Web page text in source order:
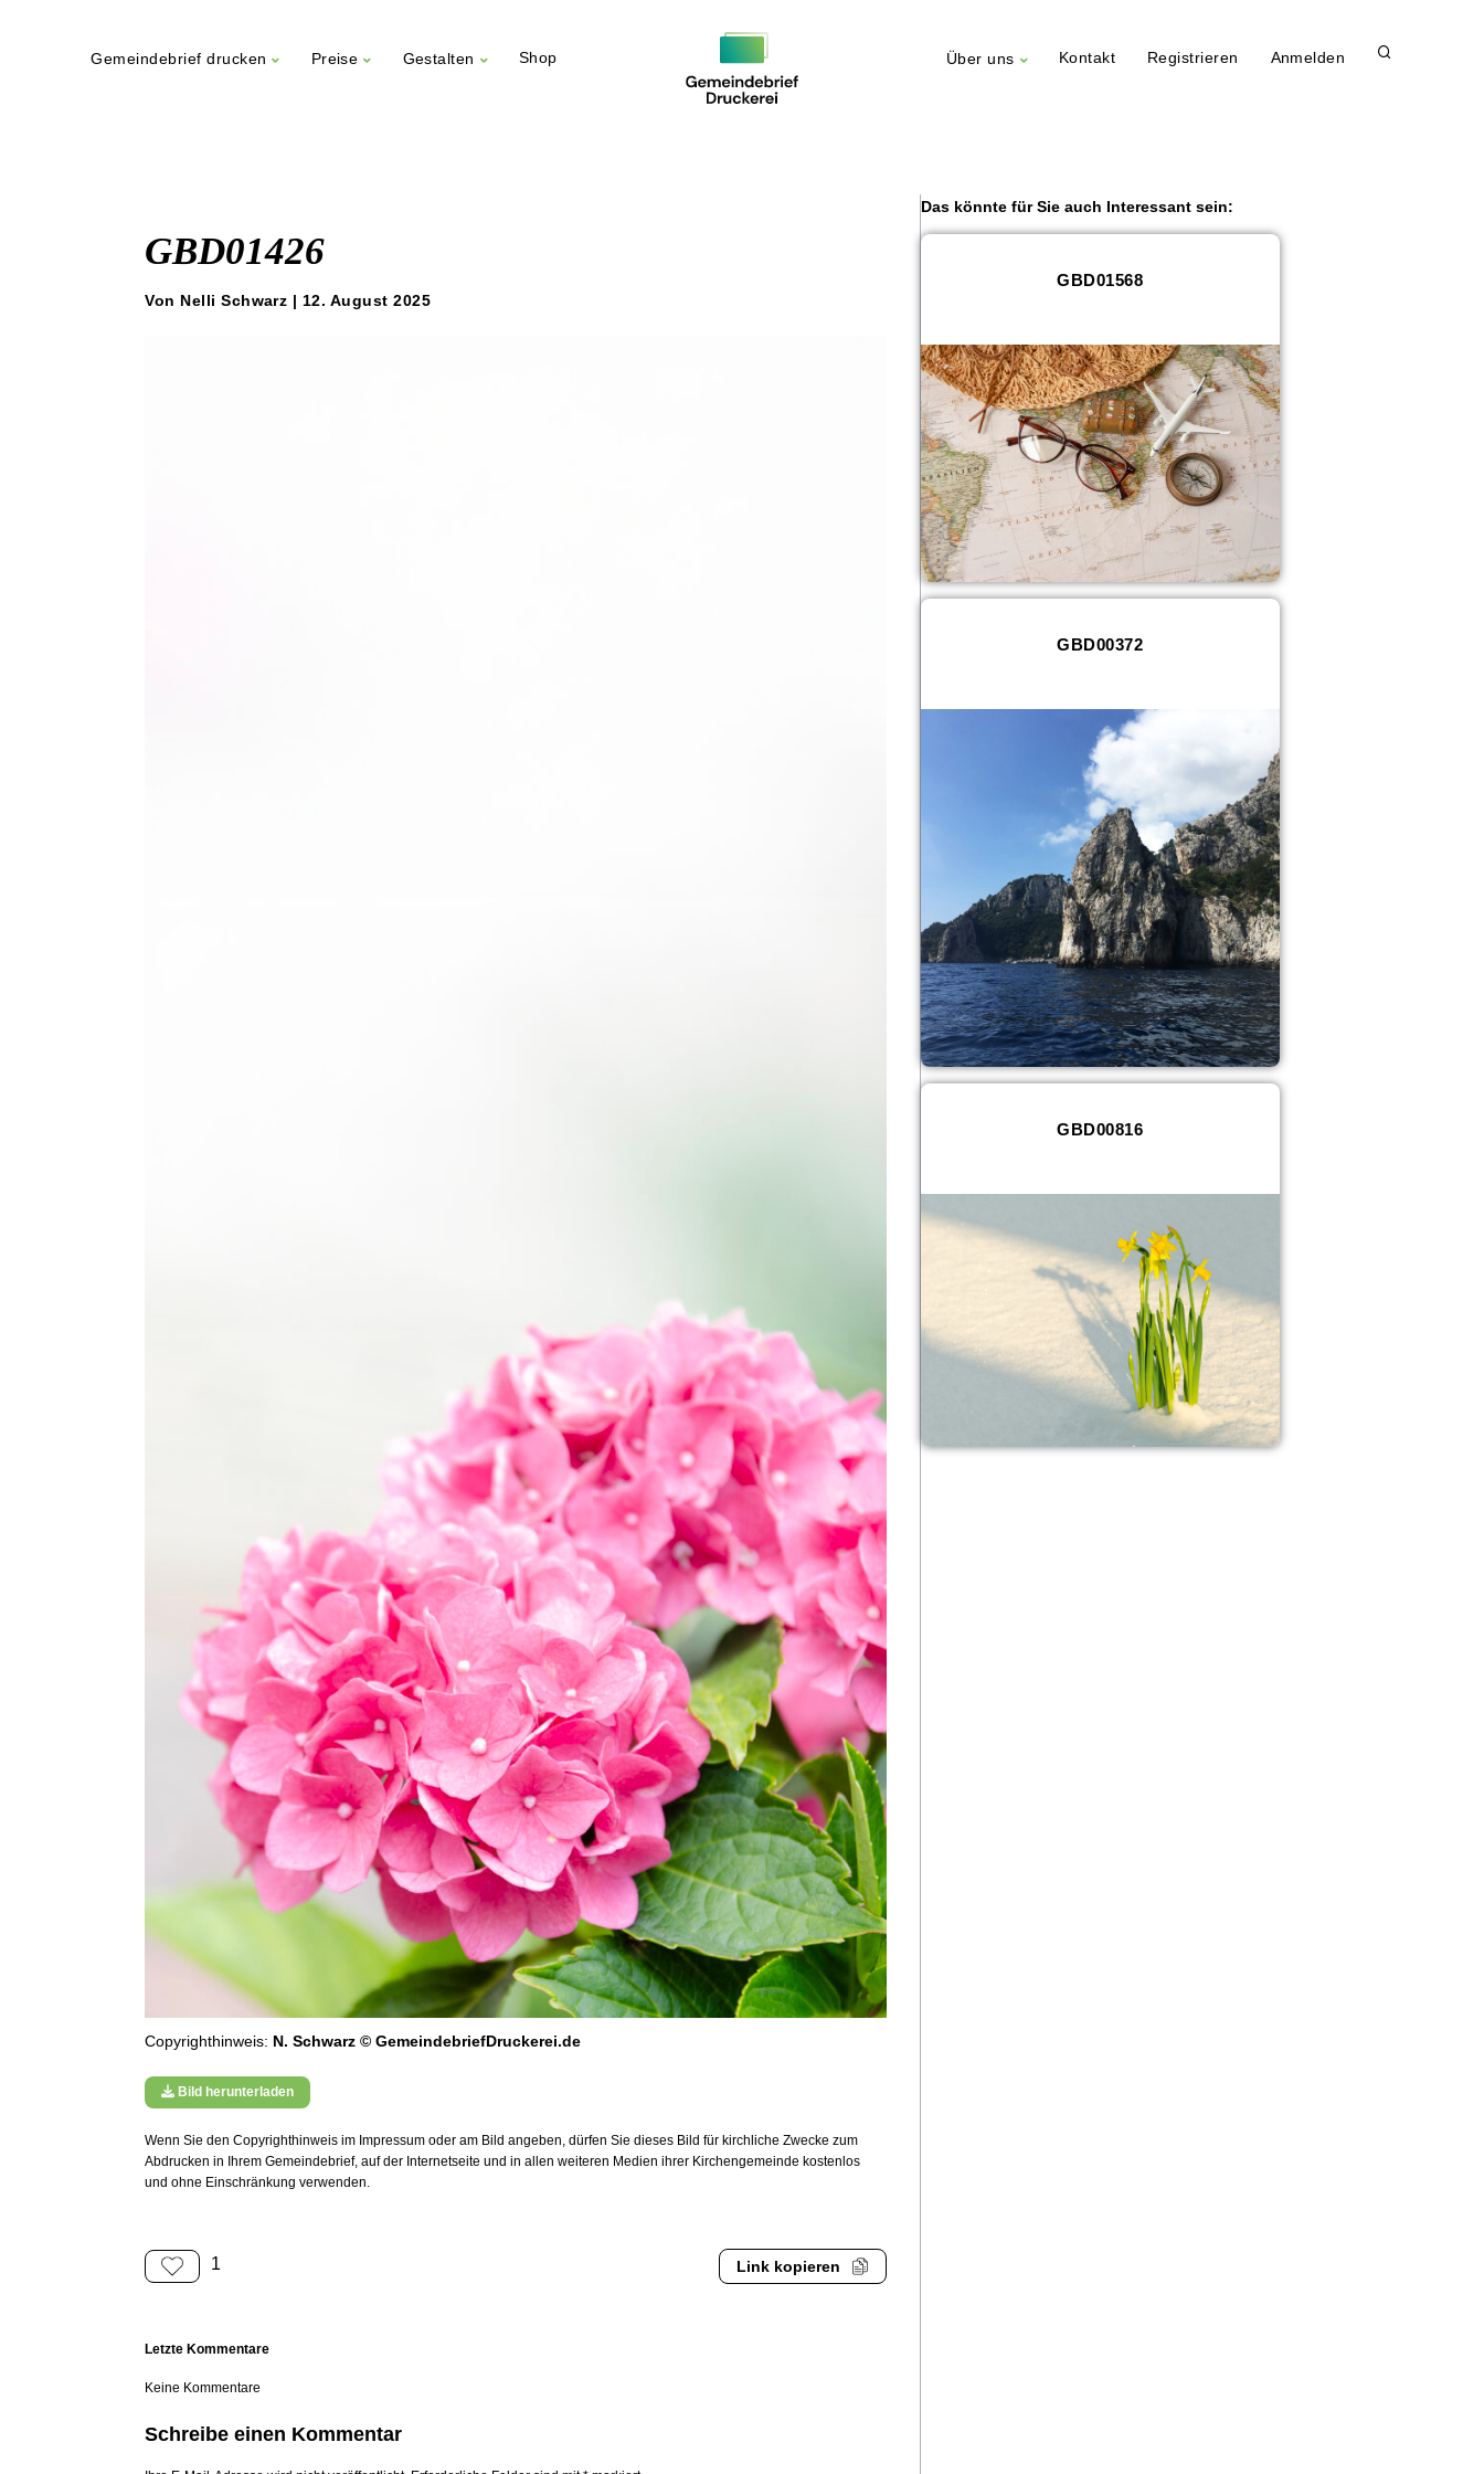
Gemeindebrief drucken Preise Gestalten Shop Über uns Kontakt Registrieren Anmelden
GBD01426
Von Nelli Schwarz | 12. August 2025
Copyrighthinweis: N. Schwarz © GemeindebriefDruckerei.de
Bild herunterladen
Wenn Sie den Copyrighthinweis im Impressum oder am Bild angeben, dürfen Sie dieses Bild für kirchliche Zwecke zum
Abdrucken in Ihrem Gemeindebrief, auf der Internetseite und in allen weiteren Medien ihrer Kirchengemeinde kostenlos
und ohne Einschränkung verwenden.
1 Link kopieren
Letzte Kommentare
Keine Kommentare
Schreibe einen Kommentar
Das könnte für Sie auch Interessant sein:
GBD01568
GBD00372
GBD00816